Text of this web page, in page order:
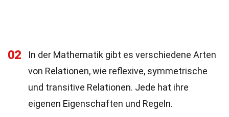
02
In der Mathematik gibt es verschiedene Arten
von Relationen, wie reflexive, symmetrische
und transitive Relationen. Jede hat ihre
eigenen Eigenschaften und Regeln.